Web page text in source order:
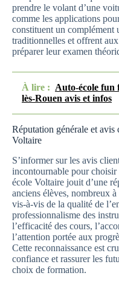
prendre le volant d’une
comme les applications
constituent un complément
traditionnelles et offrent
préparer leur examen
À lire : Auto-école fun
lès-Rouen avis et infos
Réputation générale et avis
Voltaire
S’informer sur les avis
incontournable pour choisir
école Voltaire jouit d’une
anciens élèves, nombreux
vis-à-vis de la qualité de
professionnalisme des
l’efficacité des cours,
l’attention portée aux
Cette reconnaissance est
confiance et rassurer les
choix de formation.